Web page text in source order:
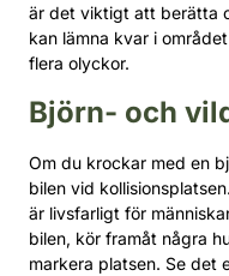
är det viktigt att berätta
kan lämna kvar i
flera olyckor.
Björn- och
Om du krockar med en
bilen vid
är livsfarligt för
bilen, kör framåt några
markera platsen. Se det